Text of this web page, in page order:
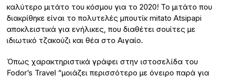
καλύτερο μιτάτο του κόσμου για το 2020! Το μιτάτο που
διακρίθηκε είναι το πολυτελές μπουτίκ mitato Atsipapi
αποκλειστικά για ενήλικες, που διαθέτει σουίτες με
ιδιωτικό τζακούζι και θέα στο Αιγαίο.
Όπως χαρακτηριστικά γράφει στην ιστοσελίδα του
Fodor’s Travel “μοιάζει περισσότερο με όνειρο παρά για